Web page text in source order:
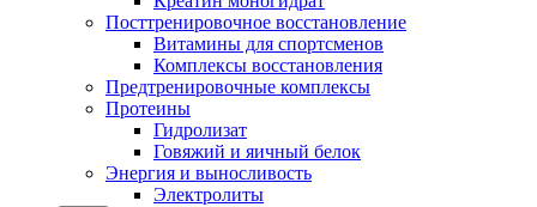
Посттренировочное восстановление
Витамины для спортсменов
Комплексы восстановления
Предтренировочные комплексы
Протеины
Гидролизат
Говяжий и яичный белок
Энергия и выносливость
Электролиты